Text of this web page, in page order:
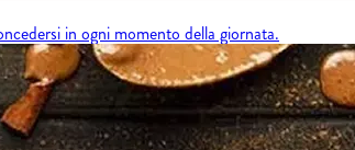
in ogni momento della giornata.